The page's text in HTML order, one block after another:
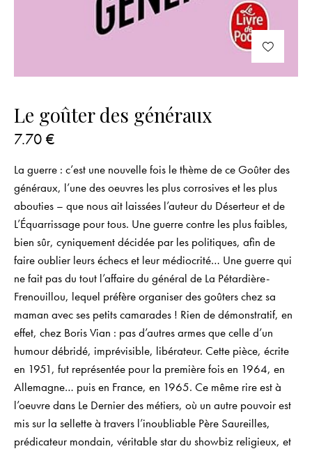
Le goûter des généraux
7.70 €
La guerre : c’est une nouvelle fois le thème de ce Goûter des
généraux, l’une des oeuvres les plus corrosives et les plus
abouties – que nous ait laissées l’auteur du Déserteur et de
L’Équarrissage pour tous. Une guerre contre les plus faibles,
bien sûr, cyniquement décidée par les politiques, afin de
faire oublier leurs échecs et leur médiocrité… Une guerre qui
ne fait pas du tout l’affaire du général de La Pétardière-
Frenouillou, lequel préfère organiser des goûters chez sa
maman avec ses petits camarades ! Rien de démonstratif, en
effet, chez Boris Vian : pas d’autres armes que celle d’un
humour débridé, imprévisible, libérateur. Cette pièce, écrite
en 1951, fut représentée pour la première fois en 1964, en
Allemagne… puis en France, en 1965. Ce même rire est à
l’oeuvre dans Le Dernier des métiers, où un autre pouvoir est
mis sur la sellette à travers l’inoubliable Père Saureilles,
prédicateur mondain, véritable star du showbiz religieux, et